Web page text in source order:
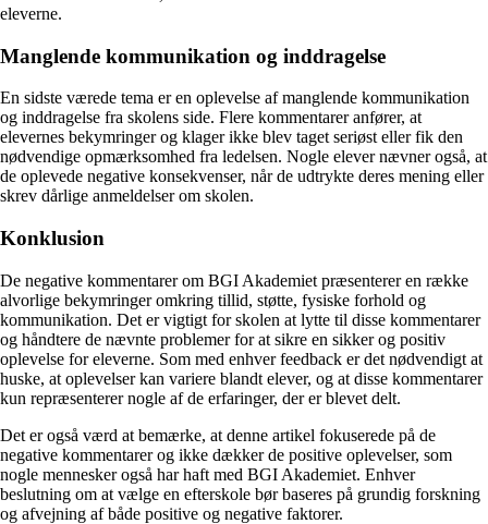
eleverne.
Manglende kommunikation og inddragelse
En sidste værede tema er en oplevelse af manglende kommunikation
og inddragelse fra skolens side. Flere kommentarer anfører, at
elevernes bekymringer og klager ikke blev taget seriøst eller fik den
nødvendige opmærksomhed fra ledelsen. Nogle elever nævner også, at
de oplevede negative konsekvenser, når de udtrykte deres mening eller
skrev dårlige anmeldelser om skolen.
Konklusion
De negative kommentarer om BGI Akademiet præsenterer en række
alvorlige bekymringer omkring tillid, støtte, fysiske forhold og
kommunikation. Det er vigtigt for skolen at lytte til disse kommentarer
og håndtere de nævnte problemer for at sikre en sikker og positiv
oplevelse for eleverne. Som med enhver feedback er det nødvendigt at
huske, at oplevelser kan variere blandt elever, og at disse kommentarer
kun repræsenterer nogle af de erfaringer, der er blevet delt.
Det er også værd at bemærke, at denne artikel fokuserede på de
negative kommentarer og ikke dækker de positive oplevelser, som
nogle mennesker også har haft med BGI Akademiet. Enhver
beslutning om at vælge en efterskole bør baseres på grundig forskning
og afvejning af både positive og negative faktorer.